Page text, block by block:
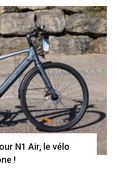
N1 Air, le vélo
!